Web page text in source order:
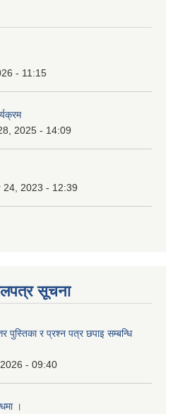
- 11:15
2025 - 14:09
24, 2023 - 12:39
सूचना
पुस्तिका र प्रश्न पत्र छपाइ सम्बन्धि
- 09:40
।